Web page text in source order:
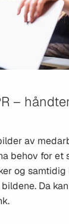
–
av
behov for
og
Da